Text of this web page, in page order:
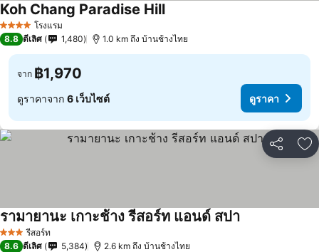
4 ดาว โรงแรม
Koh Chang Paradise Hillดูราคา
8.8 ดีเลิศ 1,480 1.0 km ถึง บ้านช้างไทย
จาก ฿1,970
ดูราคาจาก 6 เว็บไซต์ ดูราคา
แชร์ เ
3 ดาว รีสอร์ท
รามายานะ เกาะช้าง รีสอร์ท แอนด์ สปาดูราคา
8.6 ดีเลิศ 5,384 2.6 km ถึง บ้านช้างไทย